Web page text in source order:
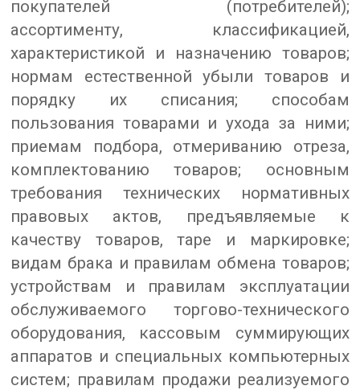
покупателей (потребителей);
ассортименту, классификацией,
характеристикой и назначению товаров;
нормам естественной убыли товаров и
порядку их списания; способам
пользования товарами и ухода за ними;
приемам подбора, отмериванию отреза,
комплектованию товаров; основным
требования технических нормативных
правовых актов, предъявляемые к
качеству товаров, таре и маркировке;
видам брака и правилам обмена товаров;
устройствам и правилам эксплуатации
обслуживаемого торгово-технического
оборудования, кассовым суммирующих
аппаратов и специальных компьютерных
систем; правилам продажи реализуемого